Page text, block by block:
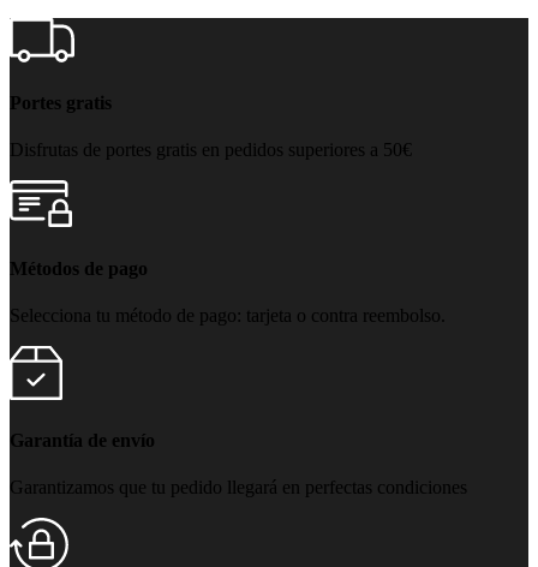
Portes gratis
Disfrutas de portes gratis en pedidos superiores a 50€
Métodos de pago
Selecciona tu método de pago: tarjeta o contra reembolso.
Garantía de envío
Garantizamos que tu pedido llegará en perfectas condiciones